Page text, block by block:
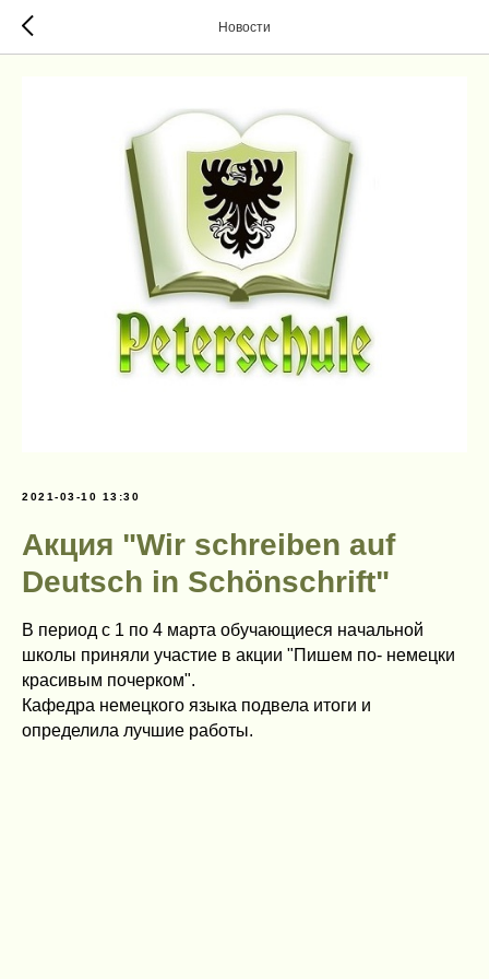
Новости
2021-03-10 13:30
Акция "Wir schreiben auf
Deutsch in Schönschrift"
В период с 1 по 4 марта обучающиеся начальной
школы приняли участие в акции "Пишем по- немецки
красивым почерком".
Кафедра немецкого языка подвела итоги и
определила лучшие работы.